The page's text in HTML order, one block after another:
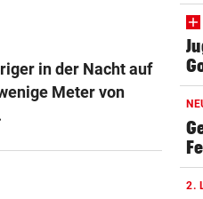
in der Nacht auf
Meter von
2.